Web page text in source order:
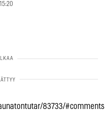
83733/#comments